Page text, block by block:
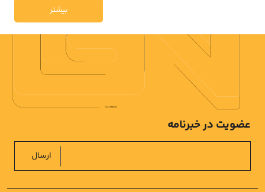
بیشتر
عضویت در خبرنامه
ارسال